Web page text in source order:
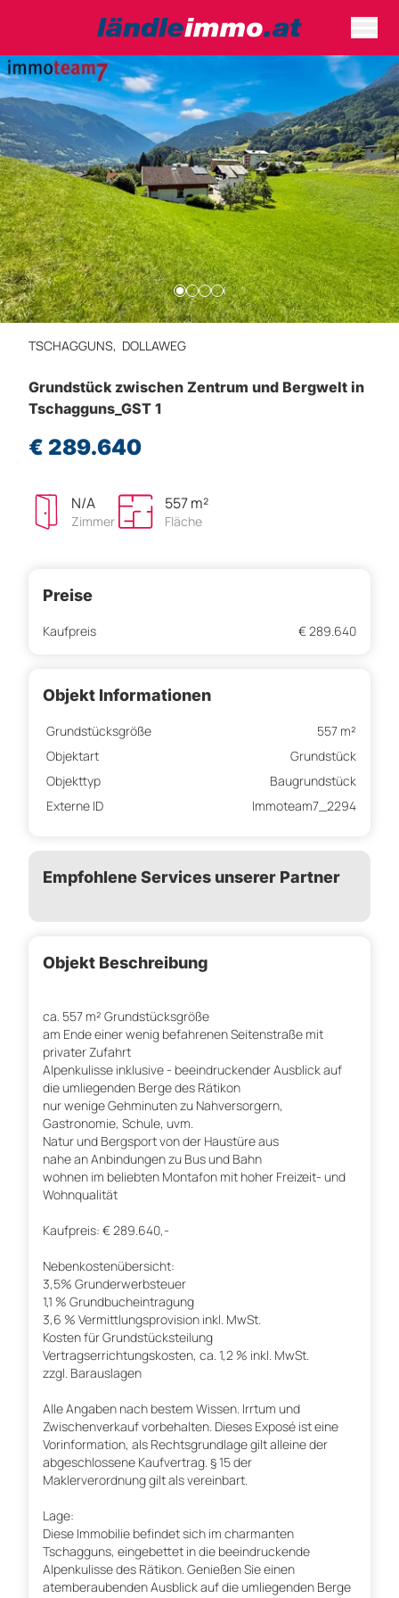
TSCHAGGUNS, DOLLAWEG
Grundstück zwischen Zentrum und Bergwelt in
Tschagguns_GST 1
€ 289.640
N/A
Zimmer
557 m²
Fläche
Preise
Kaufpreis € 289.640
Objekt Informationen
Grundstücksgröße
557 m²
Objektart
Grundstück
Objekttyp
Baugrundstück
Externe ID
Immoteam7_2294
Empfohlene Services unserer Partner
Objekt Beschreibung
ca. 557 m² Grundstücksgröße
am Ende einer wenig befahrenen Seitenstraße mit
privater Zufahrt
Alpenkulisse inklusive - beeindruckender Ausblick auf
die umliegenden Berge des Rätikon
nur wenige Gehminuten zu Nahversorgern,
Gastronomie, Schule, uvm.
Natur und Bergsport von der Haustüre aus
nahe an Anbindungen zu Bus und Bahn
wohnen im beliebten Montafon mit hoher Freizeit- und
Wohnqualität
Kaufpreis: € 289.640,-
Nebenkostenübersicht:
3,5% Grunderwerbsteuer
1,1 % Grundbucheintragung
3,6 % Vermittlungsprovision inkl. MwSt.
Kosten für Grundstücksteilung
Vertragserrichtungskosten, ca. 1,2 % inkl. MwSt.
zzgl. Barauslagen
Alle Angaben nach bestem Wissen. Irrtum und
Zwischenverkauf vorbehalten. Dieses Exposé ist eine
Vorinformation, als Rechtsgrundlage gilt alleine der
abgeschlossene Kaufvertrag. § 15 der
Maklerverordnung gilt als vereinbart.
Lage:
Diese Immobilie befindet sich im charmanten
Tschagguns, eingebettet in die beeindruckende
Alpenkulisse des Rätikon. Genießen Sie einen
atemberaubenden Ausblick auf die umliegenden Berge